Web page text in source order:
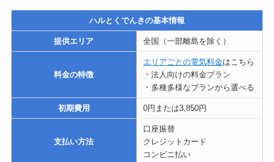
ハルとくでんきの基本情報
提供エリア 全国（一部離島を除く）
料金の特徴
エリアごとの電気料金はこちら
・法人向けの料金プラン
・多種多様なプランから選べる
初期費用 0円または3,850円
支払い方法
口座振替
クレジットカード
コンビニ払い